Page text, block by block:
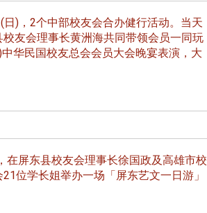
)，2个中部校友会合办健行活动。当天
友会理事长黄洲海共同带领会员一同玩
华民国校友总会会员大会晚宴表演，大
屏东县校友会理事长徐国政及高雄市校
位学长姐举办一场「屏东艺文一日游」